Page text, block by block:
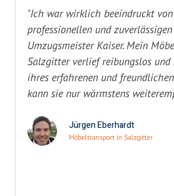
"Ich war wirklich beeindruckt
professionellen und
Umzugsmeister Kaiser. Mein
Salzgitter verlief reibungslos und
ihres erfahrenen und
kann sie nur wärmstens
Jürgen Eberhardt
Möbeltransport in Salzgitter